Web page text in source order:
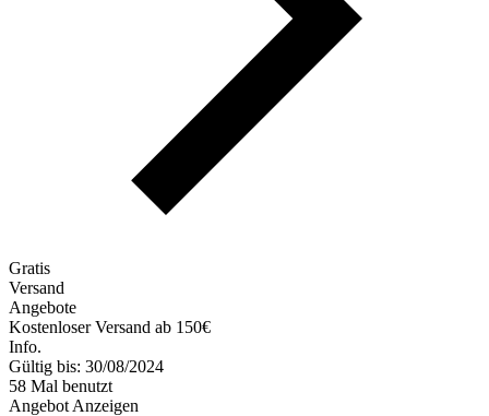
Gratis
Versand
Angebote
Kostenloser Versand ab 150€
Info.
Gültig bis: 30/08/2024
58 Mal benutzt
Angebot Anzeigen